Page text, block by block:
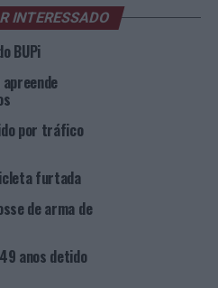
e dá concerto exclusivo
INTERESSADO
BUPi
por tráfico
furtada
de arma de
anos detido